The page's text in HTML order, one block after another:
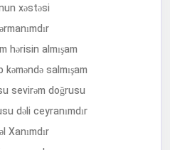
xəstəsi
hərisin almışam
salmışam
sevirəm doğrusu
dəli ceyranımdır
Xanımdır